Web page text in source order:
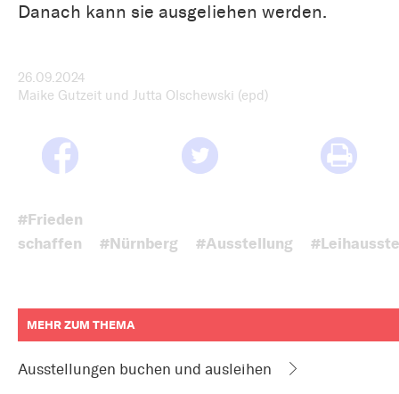
Danach kann sie ausgeliehen werden.
26.09.2024
Maike Gutzeit und Jutta Olschewski (epd)
#Frieden
schaffen
#Nürnberg #Ausstellung
MEHR ZUM THEMA
zum
Ausstellungen buchen und ausleihen